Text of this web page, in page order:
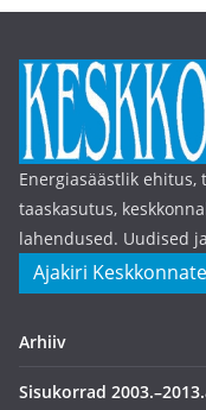
Energiasäästlik ehitus,
taaskasutus,
lahendused. Uudised
Ajakiri
Arhiiv
Sisukorrad